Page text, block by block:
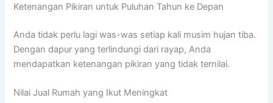
Ketenangan Pikiran untuk Puluhan Tahun ke Depan
Anda tidak perlu lagi was-was setiap kali musim hujan tiba.
Dengan dapur yang terlindungi dari rayap, Anda
mendapatkan ketenangan pikiran yang tidak ternilai.
Nilai Jual Rumah yang Ikut Meningkat